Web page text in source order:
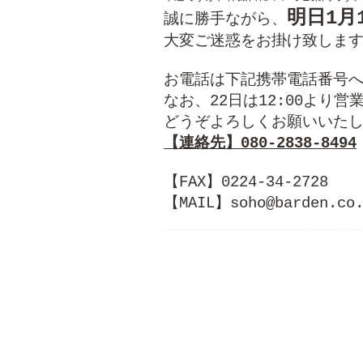
誠に勝手ながら、 明日1
大変ご迷惑をお掛け致しま
お電話は下記携帯電話番号
なお、22日は12:00より営
【FAX】0224-34-2728
【MAIL】